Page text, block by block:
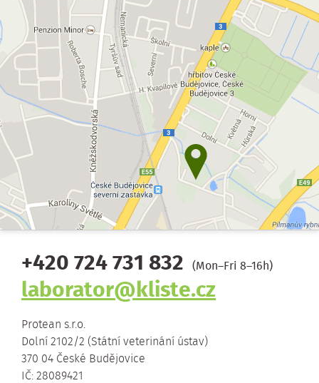
+420 724 731 832 (Mon–Fri 8–16h)
laborator@kliste.cz
Protean s.r.o.
Dolní 2102/2 (Státní veterinání ústav)
370 04 České Budějovice
IČ: 28089421